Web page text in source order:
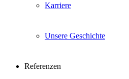
Karriere
Unsere Geschichte
Referenzen